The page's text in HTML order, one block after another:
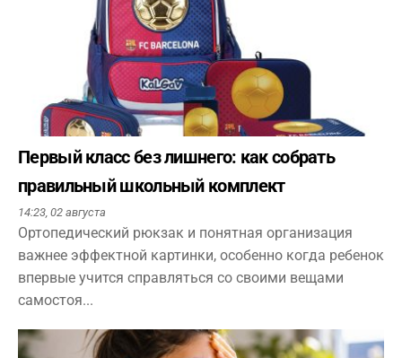
Первый класс без лишнего: как собрать
правильный школьный комплект
14:23, 02 августа
Ортопедический рюкзак и понятная организация
важнее эффектной картинки, особенно когда ребенок
впервые учится справляться со своими вещами
самостоя...